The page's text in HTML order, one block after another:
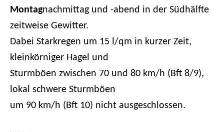
Montagnachmittag und -abend in der Südhälfte
zeitweise Gewitter.
Dabei Starkregen um 15 l/qm in kurzer Zeit,
kleinkörniger Hagel und
Sturmböen zwischen 70 und 80 km/h (Bft 8/9),
lokal schwere Sturmböen
um 90 km/h (Bft 10) nicht ausgeschlossen.